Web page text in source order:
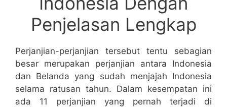
Penjelasan Lengkap
Perjanjian-perjanjian tersebut tentu sebagian
besar merupakan perjanjian antara Indonesia
dan Belanda yang sudah menjajah Indonesia
selama ratusan tahun. Dalam kesempatan ini
ada 11 perjanjian yang pernah terjadi di